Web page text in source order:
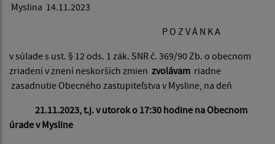
Myslina 14.11.2023
P O Z V Á N K A
v súlade s ust. § 12 ods. 1 zák. SNR č. 369/90 Zb. o obecnom
zriadení v znení neskorších zmien zvolávam riadne
zasadnutie Obecného zastupiteľstva v Mysline, na deň
21.11.2023, t.j. v utorok o 17:30 hodine na Obecnom
úrade v Mysline